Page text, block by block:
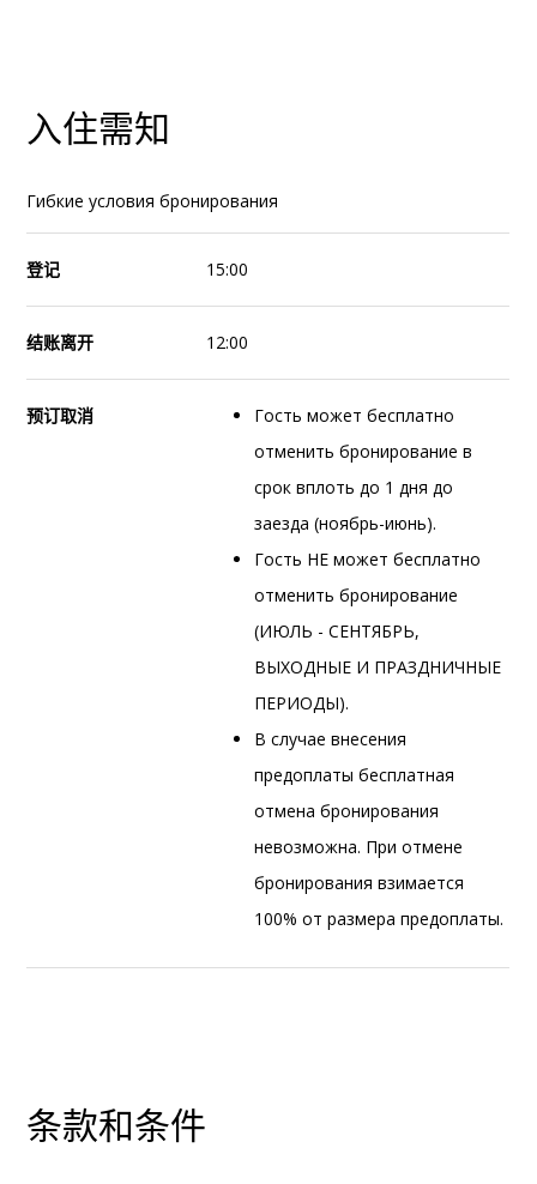
入住需知
Гибкие условия бронирования
登记 15:00
结账离开 12:00
预订取消
Гость может бесплатно
отменить бронирование в
срок вплоть до 1 дня до
заезда (ноябрь-июнь).
Гость НЕ может бесплатно
отменить бронирование
(ИЮЛЬ - СЕНТЯБРЬ,
ВЫХОДНЫЕ И ПРАЗДНИЧНЫЕ
ПЕРИОДЫ).
В случае внесения
предоплаты бесплатная
отмена бронирования
невозможна. При отмене
бронирования взимается
100% от размера предоплаты.
条款和条件